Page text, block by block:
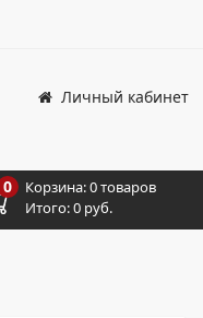
Личный кабинет
0 Корзина:0 товаров
Итого:0 руб.